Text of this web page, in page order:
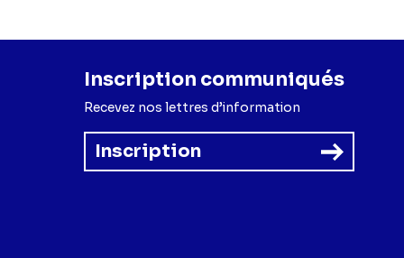
Inscription communiqués
Recevez nos lettres d’information
Inscription